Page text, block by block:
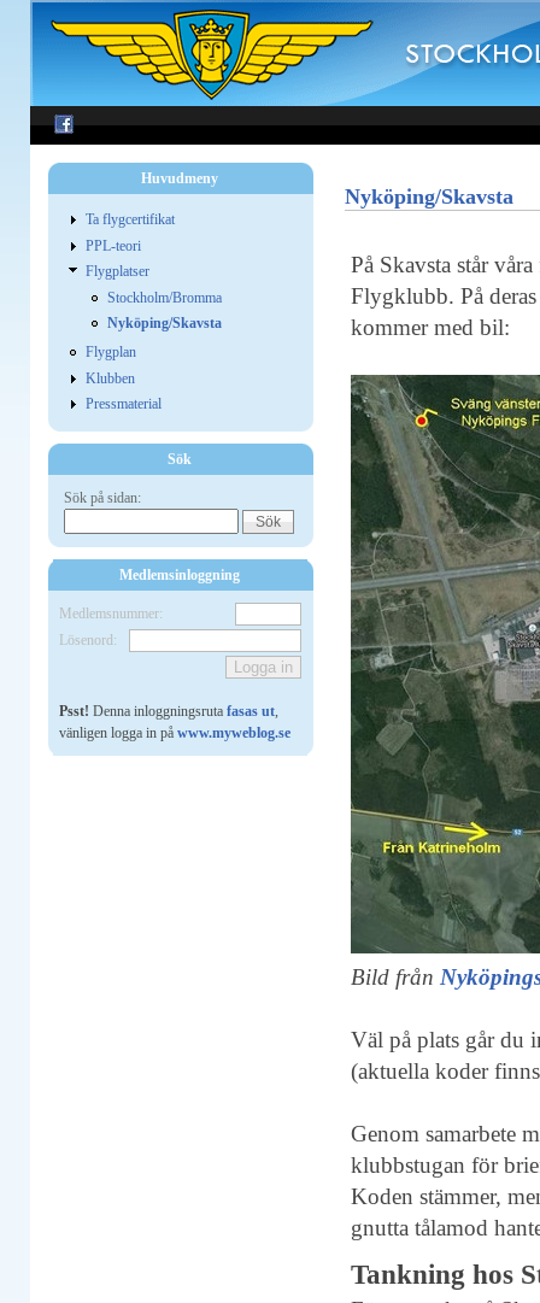
Huvudmeny
Ta flygcertifikat
PPL-teori
Flygplatser
Stockholm/Bromma
Nyköping/Skavsta
Flygplan
Klubben
Pressmaterial
Sök
Sök på sidan:
Medlemsinloggning
Medlemsnummer:
Lösenord:
Psst! Denna inloggningsruta fasas ut,
vänligen logga in på www.myweblog.se
Nyköping/Skavsta
På Skavsta står
Flygklubb. På
kommer med bil:
Bild från
Väl på plats går du
(aktuella koder
Genom samarbete
klubbstugan för
Koden stämmer,
gnutta tålamod
Tankning hos